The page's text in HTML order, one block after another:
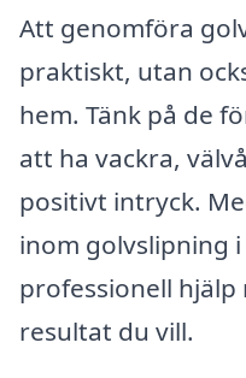
Att genomföra
praktiskt, utan
hem. Tänk på de
att ha vackra,
positivt intryck.
inom golvslipning
professionell
resultat du vill.